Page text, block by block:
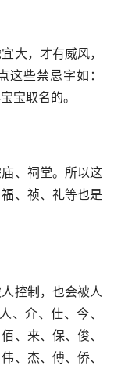
大，才有威风，
这些禁忌字如：
宝取名的。
、祠堂。所以这
、祯、礼等也是
控制，也会被人
、介、仕、今、
、来、保、俊、
、杰、傅、侨、